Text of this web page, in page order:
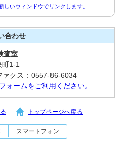
しいウィンドウでリンクします。
合わせ
査室
1-1
クス：0557-86-6034
ォームをご利用ください。
トップページへ戻る
スマートフォン